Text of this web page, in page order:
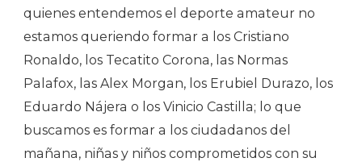
quienes entendemos el deporte amateur no
estamos queriendo formar a los Cristiano
Ronaldo, los Tecatito Corona, las Normas
Palafox, las Alex Morgan, los Erubiel Durazo, los
Eduardo Nájera o los Vinicio Castilla; lo que
buscamos es formar a los ciudadanos del
mañana, niñas y niños comprometidos con su